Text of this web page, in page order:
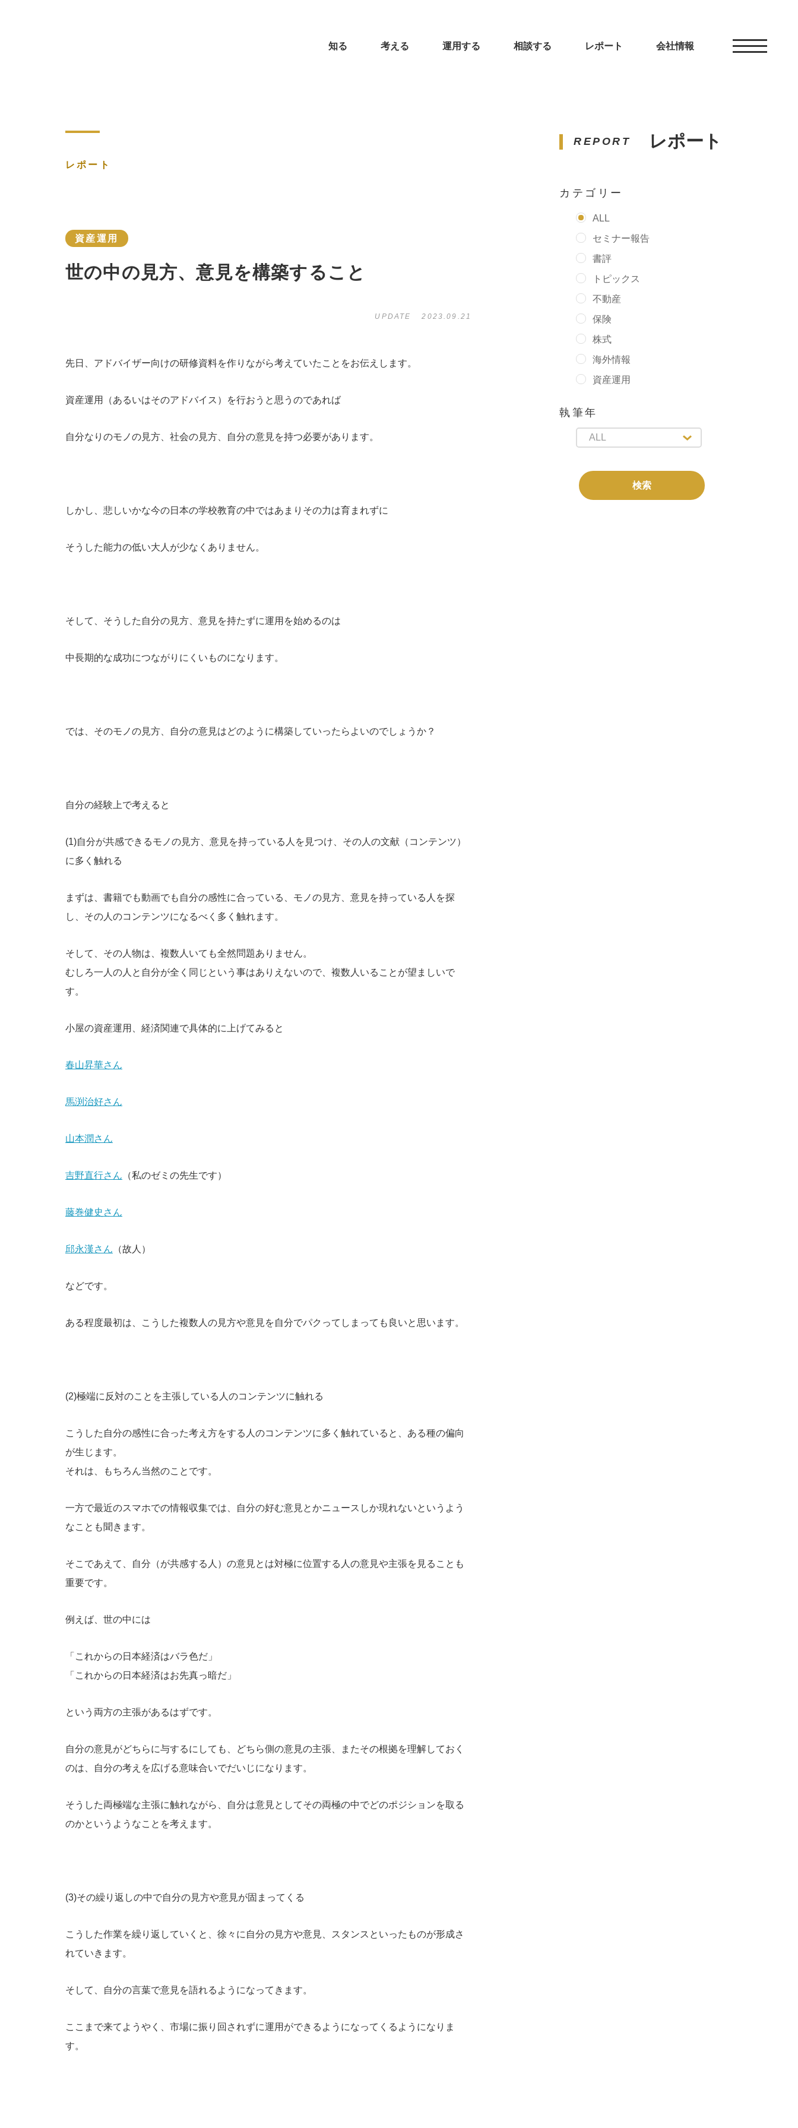
知る 考える 運用する 相談する レポート 会社情報
レポート
資産運用
世の中の見方、意見を構築すること
UPDATE 2023.09.21
先日、アドバイザー向けの研修資料を作りながら考えていたことをお伝えします。
資産運用（あるいはそのアドバイス）を行おうと思うのであれば
自分なりのモノの見方、社会の見方、自分の意見を持つ必要があります。
しかし、悲しいかな今の日本の学校教育の中ではあまりその力は育まれずに
そうした能力の低い大人が少なくありません。
そして、そうした自分の見方、意見を持たずに運用を始めるのは
中長期的な成功につながりにくいものになります。
では、そのモノの見方、自分の意見はどのように構築していったらよいのでしょうか？
自分の経験上で考えると
(1)自分が共感できるモノの見方、意見を持っている人を見つけ、その人の文献（コンテンツ）
に多く触れる
まずは、書籍でも動画でも自分の感性に合っている、モノの見方、意見を持っている人を探
し、その人のコンテンツになるべく多く触れます。
そして、その人物は、複数人いても全然問題ありません。
むしろ一人の人と自分が全く同じという事はありえないので、複数人いることが望ましいで
す。
小屋の資産運用、経済関連で具体的に上げてみると
春山昇華さん
馬渕治好さん
山本潤さん
吉野直行さん （私のゼミの先生です）
藤巻健史さん
邱永漢さん （故人）
などです。
ある程度最初は、こうした複数人の見方や意見を自分でパクってしまっても良いと思います。
(2)極端に反対のことを主張している人のコンテンツに触れる
こうした自分の感性に合った考え方をする人のコンテンツに多く触れていると、ある種の偏向
が生じます。
それは、もちろん当然のことです。
一方で最近のスマホでの情報収集では、自分の好む意見とかニュースしか現れないというよう
なことも聞きます。
そこであえて、自分（が共感する人）の意見とは対極に位置する人の意見や主張を見ることも
重要です。
例えば、世の中には
「これからの日本経済はバラ色だ」
「これからの日本経済はお先真っ暗だ」
という両方の主張があるはずです。
自分の意見がどちらに与するにしても、どちら側の意見の主張、またその根拠を理解しておく
のは、自分の考えを広げる意味合いでだいじになります。
そうした両極端な主張に触れながら、自分は意見としてその両極の中でどのポジションを取る
のかというようなことを考えます。
(3)その繰り返しの中で自分の見方や意見が固まってくる
こうした作業を繰り返していくと、徐々に自分の見方や意見、スタンスといったものが形成さ
れていきます。
そして、自分の言葉で意見を語れるようになってきます。
ここまで来てようやく、市場に振り回されずに運用ができるようになってくるようになりま
す。
REPORT レポート
カテゴリー
ALL
セミナー報告
書評
トピックス
不動産
保険
株式
海外情報
資産運用
執筆年